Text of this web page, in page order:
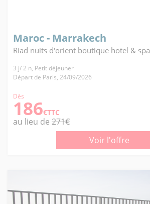
Maroc - Marrakech
Riad nuits d'orient boutique hotel & spa
3 j/ 2 n, Petit déjeuner
Départ de Paris, 24/09/2026
Dès
186€TTC
au lieu de 271€
Voir l'offre